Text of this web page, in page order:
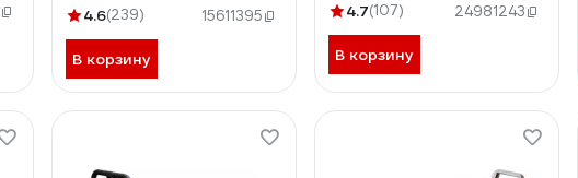
4.6(239) 15611395
В корзину
4.7(107) 24981243
В корзину